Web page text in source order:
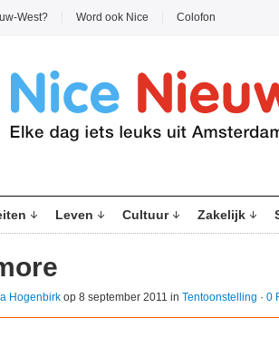
West? Word ook Nice Colofon
Leven Cultuur Zakelijk
Hogenbirk op 8 september 2011 in Tentoonstelling · 0